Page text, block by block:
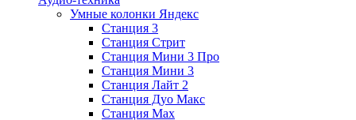
Умные колонки Яндекс
Станция 3
Станция Стрит
Станция Мини 3 Про
Станция Мини 3
Станция Лайт 2
Станция Дуо Макс
Станция Max